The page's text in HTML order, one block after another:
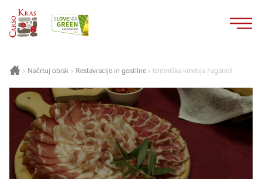
> Načrtuj obisk> Restavracije in gostilne> Izletniška kmetija Faganeli